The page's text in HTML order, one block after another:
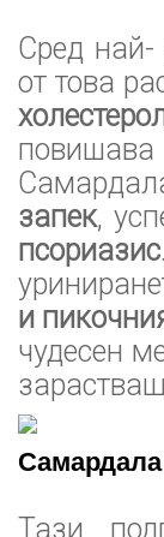
Сред най-
от това
запек,
псориазис
и
чудесен
Тази